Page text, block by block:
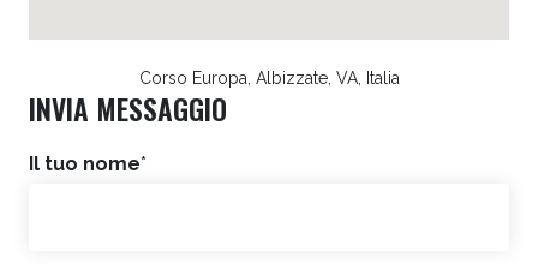
Corso Europa, Albizzate, VA, Italia
INVIA MESSAGGIO
Il tuo nome*